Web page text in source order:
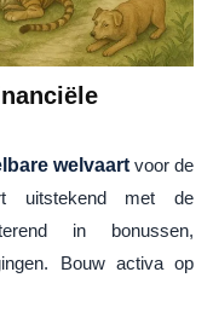
welvaartvoor de
uitstekend met de
in bonussen,
Bouw activa op